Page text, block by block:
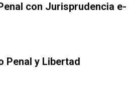
con Jurisprudencia e-
Penal y Libertad